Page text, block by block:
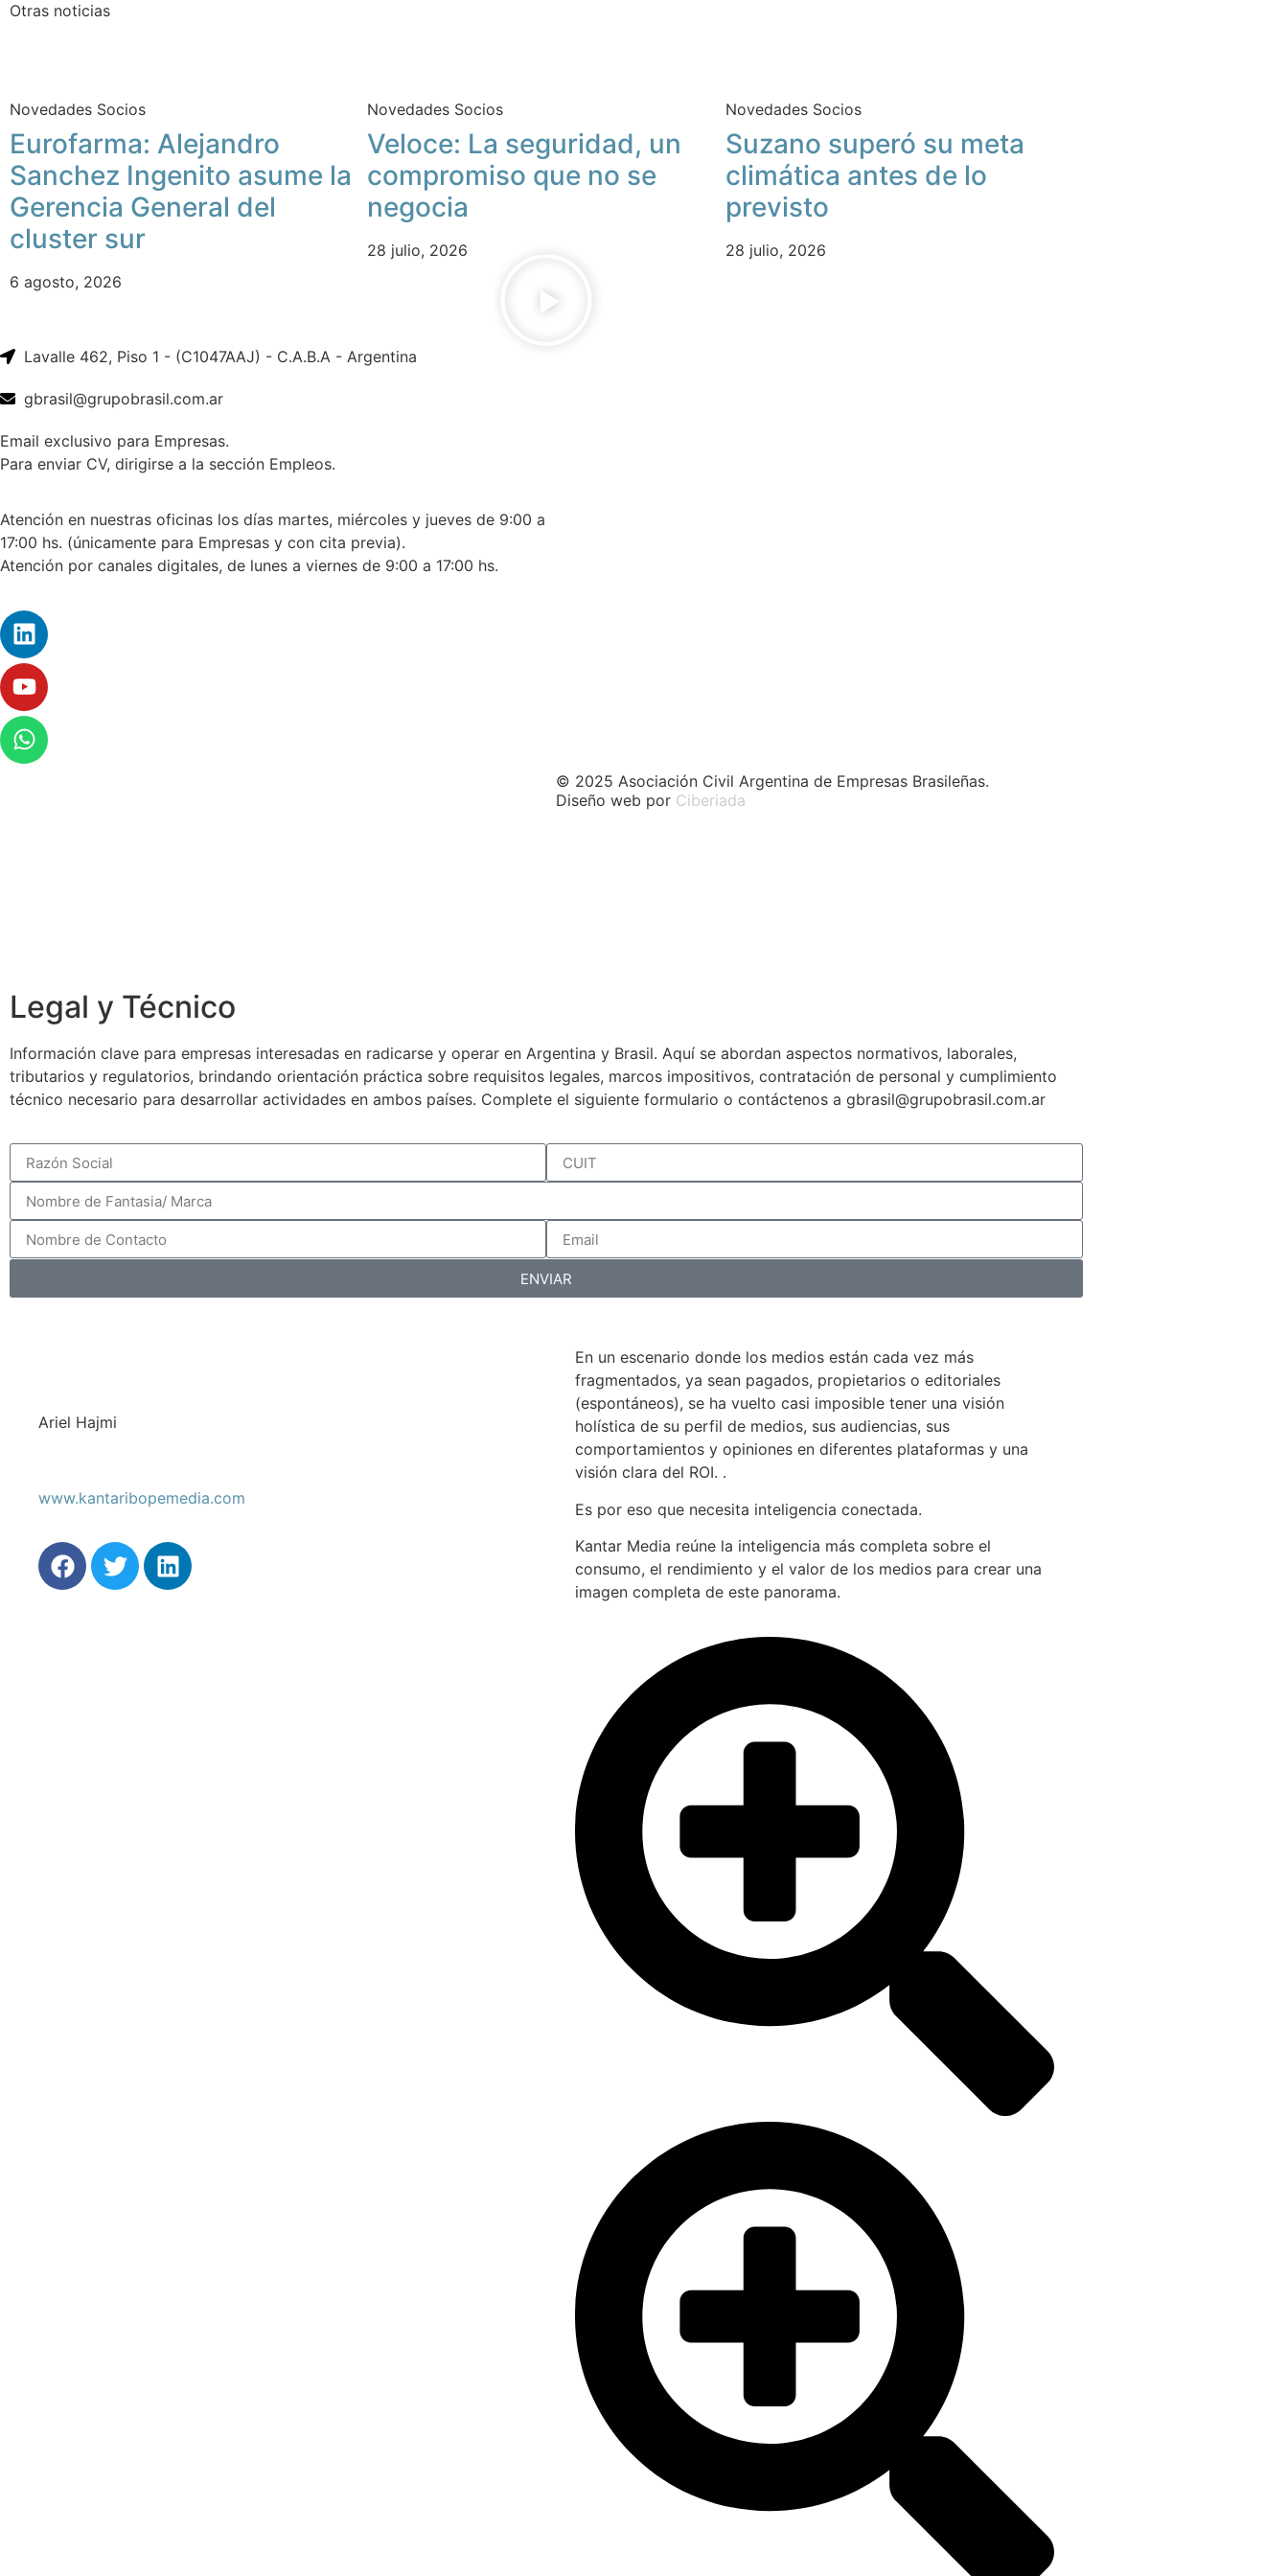
Otras noticias
Novedades Socios
Eurofarma: Alejandro
Sanchez Ingenito asume la
Gerencia General del
cluster sur
6 agosto, 2026
Novedades Socios
Veloce: La seguridad, un
compromiso que no se
negocia
28 julio, 2026
Novedades Socios
Suzano superó su meta
climática antes de lo
previsto
28 julio, 2026
Lavalle 462, Piso 1 - (C1047AAJ) - C.A.B.A - Argentina
gbrasil@grupobrasil.com.ar
Email exclusivo para Empresas.
Para enviar CV, dirigirse a la sección Empleos.
Atención en nuestras oficinas los días martes, miércoles y jueves de 9:00 a
17:00 hs. (únicamente para Empresas y con cita previa).
Atención por canales digitales, de lunes a viernes de 9:00 a 17:00 hs.
© 2025 Asociación Civil Argentina de Empresas Brasileñas.
Diseño web por Ciberiada
Legal y Técnico
Información clave para empresas interesadas en radicarse y operar en Argentina y Brasil. Aquí se abordan aspectos normativos, laborales,
tributarios y regulatorios, brindando orientación práctica sobre requisitos legales, marcos impositivos, contratación de personal y cumplimiento
técnico necesario para desarrollar actividades en ambos países. Complete el siguiente formulario o contáctenos a gbrasil@grupobrasil.com.ar
ENVIAR
Ariel Hajmi
www.kantaribopemedia.com
En un escenario donde los medios están cada vez más
fragmentados, ya sean pagados, propietarios o editoriales
(espontáneos), se ha vuelto casi imposible tener una visión
holística de su perfil de medios, sus audiencias, sus
comportamientos y opiniones en diferentes plataformas y una
visión clara del ROI. .
Es por eso que necesita inteligencia conectada.
Kantar Media reúne la inteligencia más completa sobre el
consumo, el rendimiento y el valor de los medios para crear una
imagen completa de este panorama.